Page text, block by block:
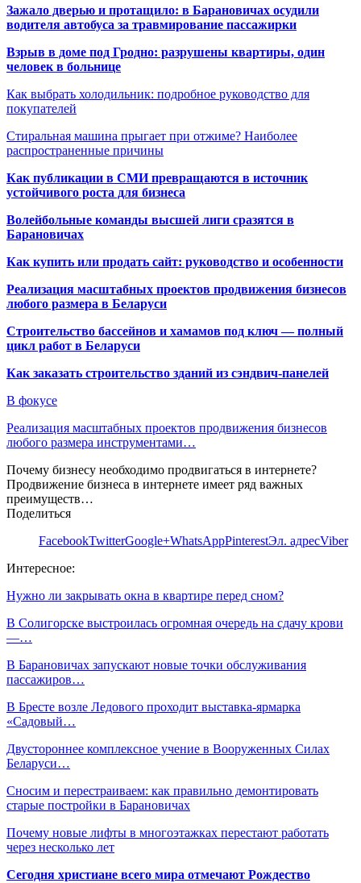
Зажало дверью и протащило: в Барановичах осудили
водителя автобуса за травмирование пассажирки
Взрыв в доме под Гродно: разрушены квартиры, один
человек в больнице
Как выбрать холодильник: подробное руководство для
покупателей
Стиральная машина прыгает при отжиме? Наиболее
распространенные причины
Как публикации в СМИ превращаются в источник
устойчивого роста для бизнеса
Волейбольные команды высшей лиги сразятся в
Барановичах
Как купить или продать сайт: руководство и особенности
Реализация масштабных проектов продвижения бизнесов
любого размера в Беларуси
Строительство бассейнов и хамамов под ключ — полный
цикл работ в Беларуси
Как заказать строительство зданий из сэндвич-панелей
В фокусе
Реализация масштабных проектов продвижения бизнесов
любого размера инструментами…
Почему бизнесу необходимо продвигаться в интернете?
Продвижение бизнеса в интернете имеет ряд важных
преимуществ…
Поделиться
FacebookTwitterGoogle+WhatsAppPinterestЭл. адресViber
Интересное:
Нужно ли закрывать окна в квартире перед сном?
В Солигорске выстроилась огромная очередь на сдачу крови
—…
В Барановичах запускают новые точки обслуживания
пассажиров…
В Бресте возле Ледового проходит выставка-ярмарка
«Садовый…
Двустороннее комплексное учение в Вооруженных Силах
Беларуси…
Сносим и перестраиваем: как правильно демонтировать
старые постройки в Барановичах
Почему новые лифты в многоэтажках перестают работать
через несколько лет
Сегодня христиане всего мира отмечают Рождество